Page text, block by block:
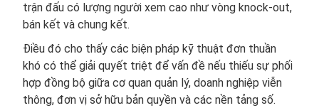
trận đấu có lượng người xem cao như vòng knock-out,
bán kết và chung kết.
Điều đó cho thấy các biện pháp kỹ thuật đơn thuần
khó có thể giải quyết triệt để vấn đề nếu thiếu sự phối
hợp đồng bộ giữa cơ quan quản lý, doanh nghiệp viễn
thông, đơn vị sở hữu bản quyền và các nền tảng số.